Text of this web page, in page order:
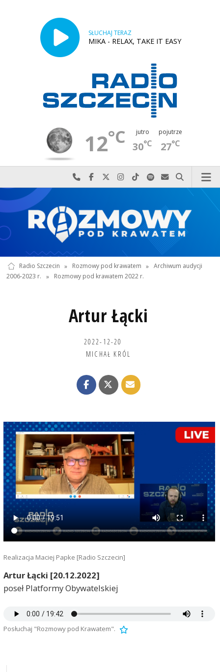
SŁUCHAJ TERAZ
MIKA - RELAX, TAKE IT EASY
12°C jutro
30°C
pojutrze
27°C
Najlepiej po prostu do nas zadzwoń
Odwiedź nas na Facebook-u
Odwiedź nas na X
Odwiedź nas na Instagram-ie
Odwiedź nas na TikTok-u
Szukaj nas na Spotify
Wyślij do nas
Szukaj
Radio Szczecin » Rozmowy pod krawatem » Archiwum audycji
2006-2023 r.
» Rozmowy pod krawatem 2022 r.
Artur Łącki
2022-12-20
MICHAŁ KRÓL
Realizacja Maciej Papke [Radio Szczecin]
Artur Łącki [20.12.2022]
poseł Platformy Obywatelskiej
Posłuchaj "Rozmowy pod Krawatem".